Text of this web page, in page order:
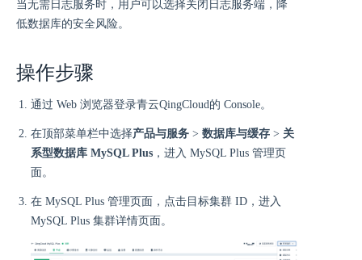
当无需日志服务时，用户可以选择关闭日志服务端，降
低数据库的安全风险。
操作步骤
通过 Web 浏览器登录青云QingCloud的 Console。
在顶部菜单栏中选择产品与服务 > 数据库与缓存 > 关
系型数据库 MySQL Plus ，进入 MySQL Plus 管理页
面。
在 MySQL Plus 管理页面，点击目标集群 ID，进入
MySQL Plus 集群详情页面。